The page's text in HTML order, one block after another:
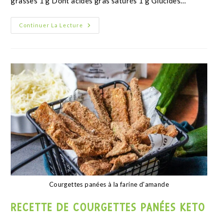
Fondant au chocolat végan
RECETTE DE FONDANT AU CHOCOLAT
VEGAN
Continuer La Lecture